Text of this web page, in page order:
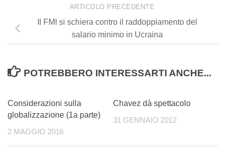
ARTICOLO PRECEDENTE
Il FMI si schiera contro il raddoppiamento del
salario minimo in Ucraina
POTREBBERO INTERESSARTI ANCHE...
Considerazioni sulla
globalizzazione (1a parte)
2 MAGGIO 2016
Chavez dà spettacolo
31 GENNAIO 2012